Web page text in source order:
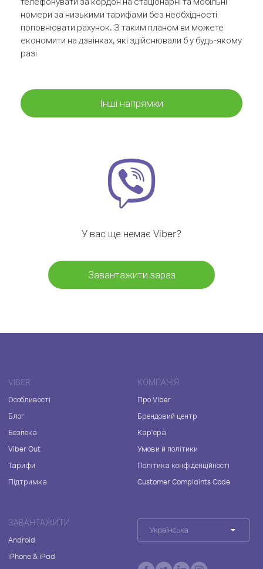
номери за низькими тарифами без необхідності
поповнювати рахунок. З таким планом ви можете
економити на дзвінках, які здійснювали б у будь-якому
разі
Інші напрямки
У вас ще немає Viber?
Завантажити зараз
VIBER
Особливості
Блог
Безпека
Viber Out
Тарифи
Підтримка
КОМПАНІЯ
Про Viber
Брендовий центр
Кар'єра
Умови й політики
Політика конфіденційності
Customer Complaints Code
ЗАВАНТАЖИТИ
Android
iPhone & iPad
Українська